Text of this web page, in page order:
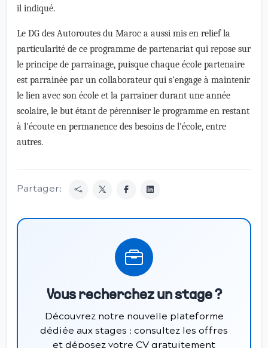
il indiqué.
Le DG des Autoroutes du Maroc a aussi mis en relief la
particularité de ce programme de partenariat qui repose sur
le principe de parrainage, puisque chaque école partenaire
est parrainée par un collaborateur qui s'engage à maintenir
le lien avec son école et la parrainer durant une année
scolaire, le but étant de pérenniser le programme en restant
à l'écoute en permanence des besoins de l'école, entre
autres.
Partager:
Vous recherchez un stage ?
Découvrez notre nouvelle plateforme
dédiée aux stages : consultez les offres
et déposez votre CV gratuitement